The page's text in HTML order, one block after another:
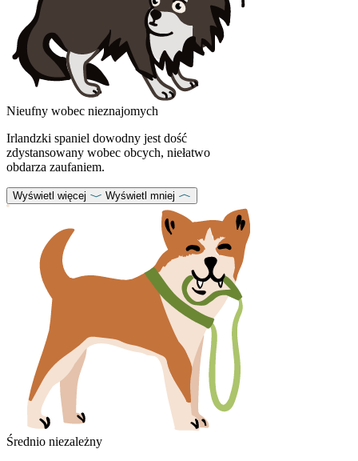
Nieufny wobec nieznajomych
Irlandzki spaniel dowodny jest dość
zdystansowany wobec obcych, niełatwo
obdarza zaufaniem.
Wyświetl więcej Wyświetl mniej
Średnio niezależny